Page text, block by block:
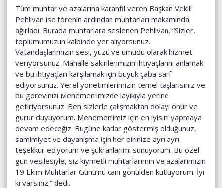
Tüm muhtar ve azalarına karanfil veren Başkan Vekili
Pehlivan ise törenin ardından muhtarları makamında
ağırladı. Burada muhtarlara seslenen Pehlivan, “Sizler,
toplumumuzun kalbinde yer alıyorsunuz.
Vatandaşlarımızın sesi, yüzü ve umudu olarak hizmet
veriyorsunuz. Mahalle sakinlerimizin ihtiyaçlarını anlamak
ve bu ihtiyaçları karşılamak için büyük çaba sarf
ediyorsunuz. Yerel yönetimlerimizin temel taşlarısınız ve
bu görevinizi Menemen’imizde layıkıyla yerine
getiriyorsunuz. Ben sizlerle çalışmaktan dolayı onur ve
gurur duyuyorum. Menemen’imiz için en iyisini yapmaya
devam edeceğiz. Bugüne kadar göstermiş olduğunuz,
samimiyet ve dayanışma için her birinize ayrı ayrı
teşekkür ediyorum ve şükranlarımı sunuyorum. Bu özel
gün vesilesiyle, siz kıymetli muhtarlarımın ve azalarımızın
19 Ekim Muhtarlar Günü’nü canı gönülden kutluyorum. İyi
ki varsınız.” dedi.